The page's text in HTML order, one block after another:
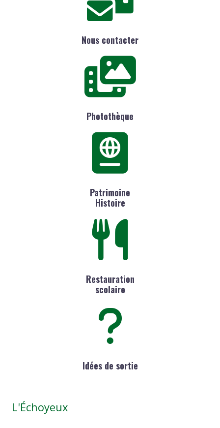
Nous contacter
Photothèque
Patrimoine
Histoire
Restauration
scolaire
Idées de sortie
L'Échoyeux